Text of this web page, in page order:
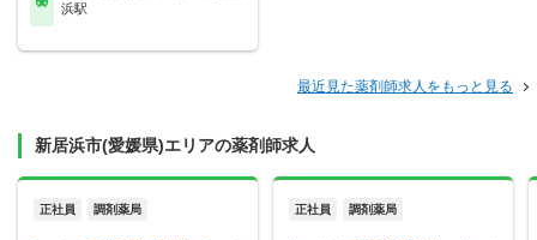
浜駅
最近見た薬剤師求人をもっと見る
新居浜市(愛媛県)エリアの薬剤師求人
正社員 調剤薬局 正社員 調剤薬局